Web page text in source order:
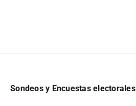
Sondeos y Encuestas electorales